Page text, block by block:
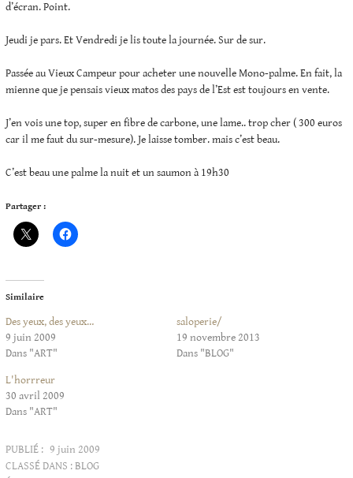
d’écran. Point.
Jeudi je pars. Et Vendredi je lis toute la journée. Sur de sur.
Passée au Vieux Campeur pour acheter une nouvelle Mono-palme. En fait, la
mienne que je pensais vieux matos des pays de l’Est est toujours en vente.
J’en vois une top, super en fibre de carbone, une lame.. trop cher ( 300 euros
car il me faut du sur-mesure). Je laisse tomber. mais c’est beau.
C’est beau une palme la nuit et un saumon à 19h30
Partager :
Similaire
Des yeux, des yeux…
9 juin 2009
Dans "ART"
saloperie/
19 novembre 2013
Dans "BLOG"
L'horrreur
30 avril 2009
Dans "ART"
PUBLIÉ : 9 juin 2009
CLASSÉ DANS :BLOG